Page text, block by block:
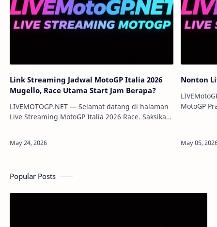
Link Streaming Jadwal MotoGP Italia 2026
Mugello, Race Utama Start Jam Berapa?
LIVEMOTOGP.NET — Selamat datang di halaman
Live Streaming MotoGP Italia 2026 Race. Saksikan
Nonton
MotoGP
Popular Posts